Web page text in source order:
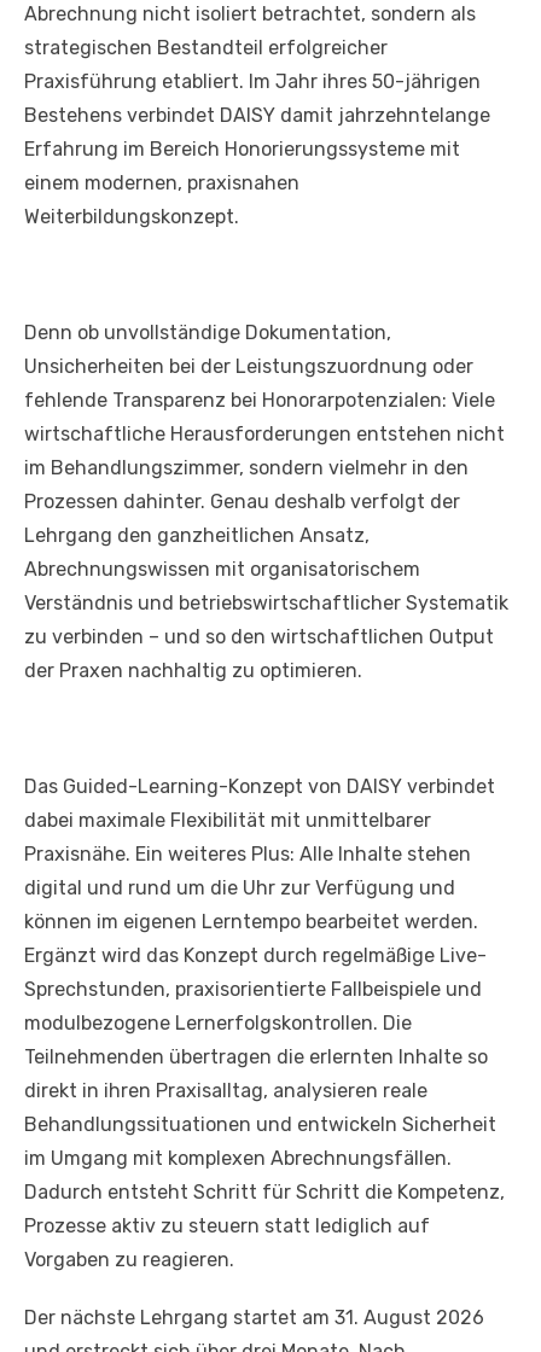
Abrechnung nicht isoliert betrachtet, sondern als
strategischen Bestandteil erfolgreicher
Praxisführung etabliert. Im Jahr ihres 50-jährigen
Bestehens verbindet DAISY damit jahrzehntelange
Erfahrung im Bereich Honorierungssysteme mit
einem modernen, praxisnahen
Weiterbildungskonzept.
Denn ob unvollständige Dokumentation,
Unsicherheiten bei der Leistungszuordnung oder
fehlende Transparenz bei Honorarpotenzialen: Viele
wirtschaftliche Herausforderungen entstehen nicht
im Behandlungszimmer, sondern vielmehr in den
Prozessen dahinter. Genau deshalb verfolgt der
Lehrgang den ganzheitlichen Ansatz,
Abrechnungswissen mit organisatorischem
Verständnis und betriebswirtschaftlicher Systematik
zu verbinden – und so den wirtschaftlichen Output
der Praxen nachhaltig zu optimieren.
Das Guided-Learning-Konzept von DAISY verbindet
dabei maximale Flexibilität mit unmittelbarer
Praxisnähe. Ein weiteres Plus: Alle Inhalte stehen
digital und rund um die Uhr zur Verfügung und
können im eigenen Lerntempo bearbeitet werden.
Ergänzt wird das Konzept durch regelmäßige Live-
Sprechstunden, praxisorientierte Fallbeispiele und
modulbezogene Lernerfolgskontrollen. Die
Teilnehmenden übertragen die erlernten Inhalte so
direkt in ihren Praxisalltag, analysieren reale
Behandlungssituationen und entwickeln Sicherheit
im Umgang mit komplexen Abrechnungsfällen.
Dadurch entsteht Schritt für Schritt die Kompetenz,
Prozesse aktiv zu steuern statt lediglich auf
Vorgaben zu reagieren.
Der nächste Lehrgang startet am 31. August 2026